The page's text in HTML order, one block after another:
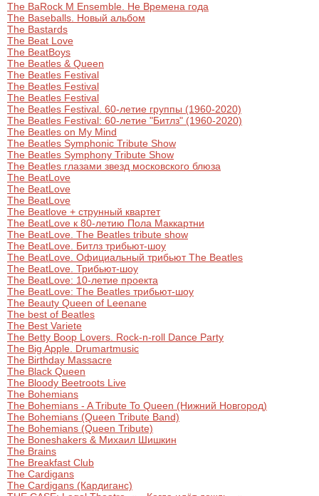
The BaRock M Ensemble. Не Времена года
The Baseballs. Новый альбом
The Bastards
The Beat Love
The BeatBoys
The Beatles & Queen
The Beatles Festival
The Beatles Festival
The Beatles Festival
The Beatles Festival. 60-летие группы (1960-2020)
The Beatles Festival: 60-летие "Битлз" (1960-2020)
The Beatles on My Mind
The Beatles Symphonic Tribute Show
The Beatles Symphony Tribute Show
The Beatles глазами звезд московского блюза
The BeatLove
The BeatLove
The BeatLove
The Beatlove + струнный квартет
The BeatLove к 80-летию Пола Маккартни
The BeatLove. The Beatles tribute show
The BeatLove. Битлз трибьют-шоу
The BeatLove. Официальный трибьют The Beatles
The BeatLove. Трибьют-шоу
The BeatLove: 10-летие проекта
The BeatLove: The Beatles трибьют-шоу
The Beauty Queen of Leenane
The best of Beatles
The Best Variete
The Betty Boop Lovers. Rock-n-roll Dance Party
The Big Apple. Drumartmusic
The Birthday Massacre
The Black Queen
The Bloody Beetroots Live
The Bohemians
The Bohemians - A Tribute To Queen (Нижний Новгород)
The Bohemians (Queen Tribute Band)
The Bohemians (Queen Tribute)
The Boneshakers & Михаил Шишкин
The Brains
The Breakfast Club
The Cardigans
The Cardigans (Кардиганс)